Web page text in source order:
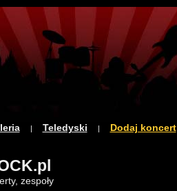
| Teledyski | Dodaj koncert
zespoły